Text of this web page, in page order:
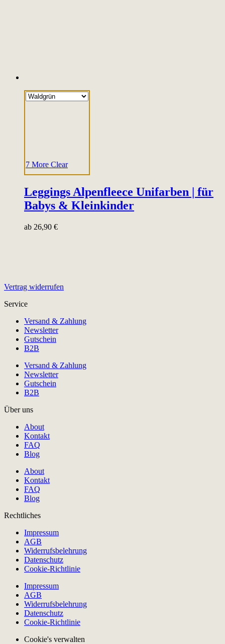
7 More Clear
Leggings Alpenfleece Unifarben | für
Babys & Kleinkinder
ab 26,90 €
Vertrag widerrufen
Service
Versand & Zahlung
Newsletter
Gutschein
B2B
Versand & Zahlung
Newsletter
Gutschein
B2B
Über uns
About
Kontakt
FAQ
Blog
About
Kontakt
FAQ
Blog
Rechtliches
Impressum
AGB
Widerrufsbelehrung
Datenschutz
Cookie-Richtlinie
Impressum
AGB
Widerrufsbelehrung
Datenschutz
Cookie-Richtlinie
Cookie's verwalten